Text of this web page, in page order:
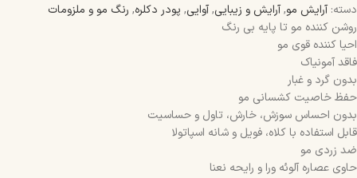
دسته: آرایش مو,آرایش و زیبایی,آوایی, پودر دکلره, رنگ مو و ملزومات
روشن کننده مو تا پایه بی رنگ
احیا کننده قوی مو
فاقد آمونیاک
بدون گرد و غبار
حفظ خاصیت کشسانی مو
بدون احساس سوزش، خارش، تاول و حساسیت
قابل استفاده با کلاه، فویل و شانه اسپاتولا
ضد زردی مو
حاوی عصاره آلوئه ورا و رایحه نعنا